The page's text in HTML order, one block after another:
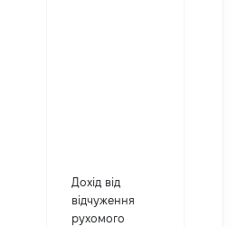
Дохід від
відчуження
рухомого